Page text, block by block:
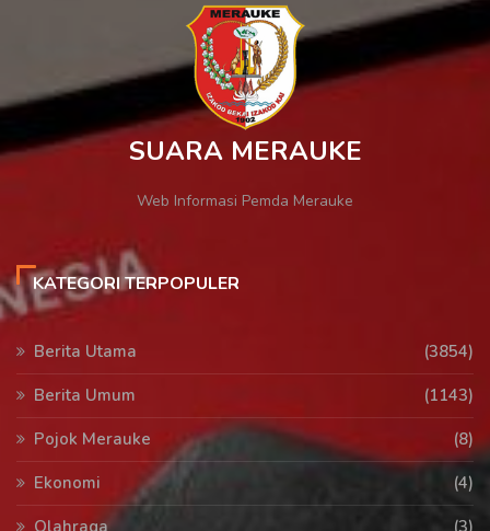
SUARA MERAUKE
Web Informasi Pemda Merauke
KATEGORI TERPOPULER
Berita Utama
(3854)
Berita Umum
(1143)
Pojok Merauke
(8)
Ekonomi
(4)